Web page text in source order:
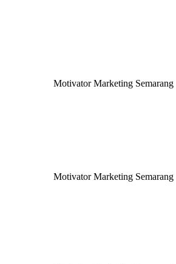
Motivator Marketing Semarang
Motivator Marketing Semarang